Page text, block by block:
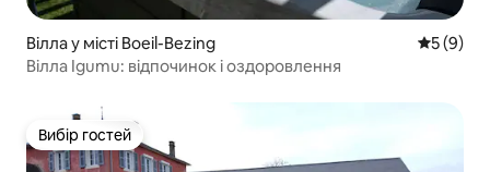
Вілла у місті Boeil-Bezing Середня
5 (9)
Вілла Igumu: відпочинок і оздоровлення
Вибір гостей
Вибір гостей